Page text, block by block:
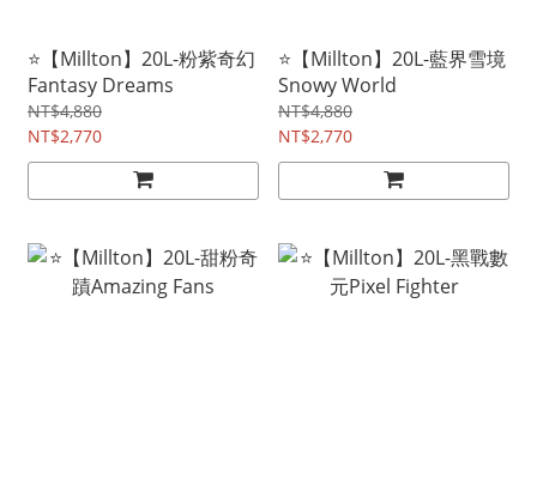
⭐【Millton】20L-粉紫奇幻
Fantasy Dreams
NT$4,880
NT$2,770
⭐【Millton】20L-藍界雪境
Snowy World
NT$4,880
NT$2,770